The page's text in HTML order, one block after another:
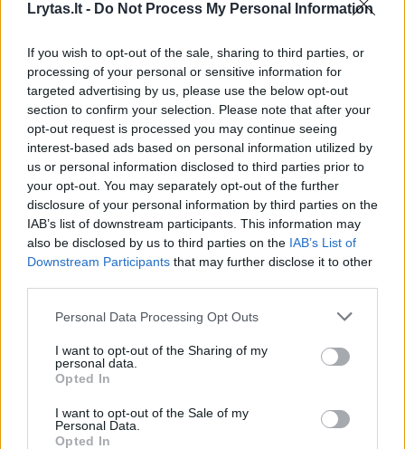
Lrytas.lt - Do Not Process My Personal Information
If you wish to opt-out of the sale, sharing to third parties, or
processing of your personal or sensitive information for
targeted advertising by us, please use the below opt-out
section to confirm your selection. Please note that after your
opt-out request is processed you may continue seeing
interest-based ads based on personal information utilized by
us or personal information disclosed to third parties prior to
your opt-out. You may separately opt-out of the further
disclosure of your personal information by third parties on the
IAB’s list of downstream participants. This information may
also be disclosed by us to third parties on the IAB’s List of
Downstream Participants that may further disclose it to other
Personal Data Processing Opt Outs
I want to opt-out of the Sharing of my
personal data.
Opted In
I want to opt-out of the Sale of my
Personal Data.
Opted In
00:03:00
Patarimai sodininkams: atsakė, ar galima deginti šakas
Gyvenimo būdas
00:00:36
Lietuvos ugniagesiai pasidalijo šiurpia statistika –
skaičiai didžiuliai
Žinios Lietuvos diena
00:01:34
Žolės deginimas įsisiautėjo: šiemet ugniagesiai žolę
gesino daugiau nei tūkstantį kartų
00:00:39
Kovai prieš žolės degintojus ėmėsi naujų priemonių –
pažeidėjai neliks nepastebėti
Žinios | Kriminalai